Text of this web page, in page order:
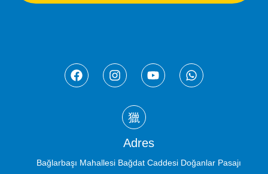
Adres
Bağlarbaşı Mahallesi Bağdat Caddesi Doğanlar Pasajı